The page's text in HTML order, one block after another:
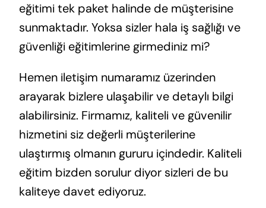
eğitimi tek paket halinde de müşterisine
sunmaktadır. Yoksa sizler hala iş sağlığı ve
güvenliği eğitimlerine girmediniz mi?
Hemen iletişim numaramız üzerinden
arayarak bizlere ulaşabilir ve detaylı bilgi
alabilirsiniz. Firmamız, kaliteli ve güvenilir
hizmetini siz değerli müşterilerine
ulaştırmış olmanın gururu içindedir. Kaliteli
eğitim bizden sorulur diyor sizleri de bu
kaliteye davet ediyoruz.